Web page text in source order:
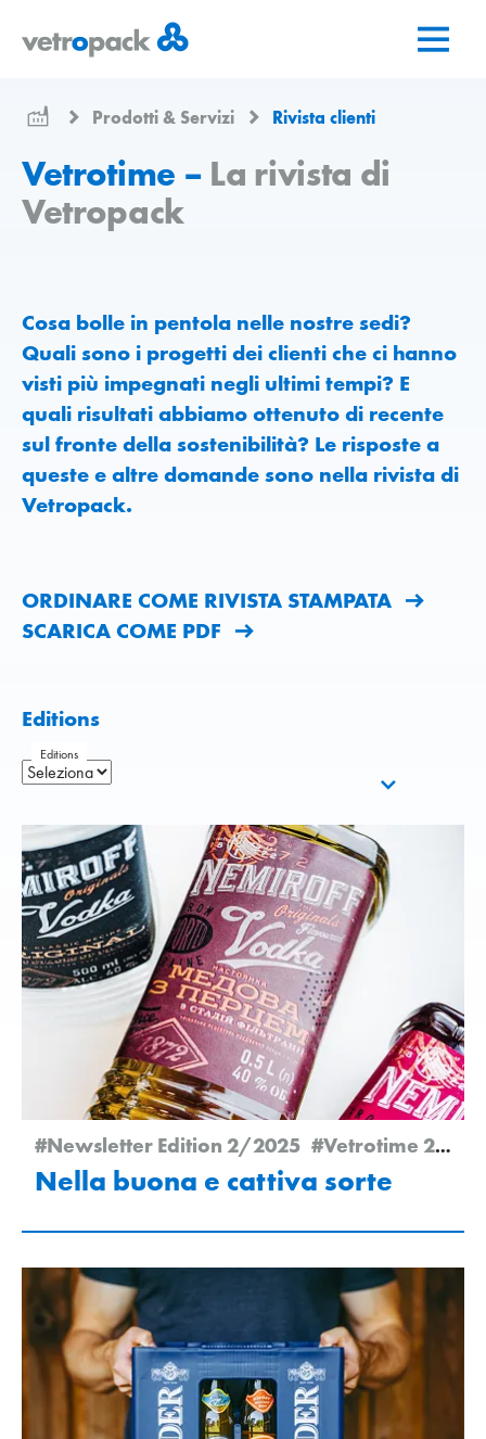
alla
iniziale
Prodotti & Servizi Rivista clienti
Vetrotime – La rivista di
Vetropack
Cosa bolle in pentola nelle nostre sedi?
Quali sono i progetti dei clienti che ci hanno
visti più impegnati negli ultimi tempi? E
quali risultati abbiamo ottenuto di recente
sul fronte della sostenibilità? Le risposte a
queste e altre domande sono nella rivista di
Vetropack.
ORDINARE COME RIVISTA STAMPATA
SCARICA COME PDF
Editions
Editions
#Newsletter Edition 2/2025 #Vetrotime 2025
Nella buona e cattiva sorte